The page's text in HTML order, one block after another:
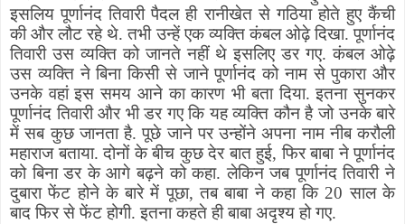
इसलिय पूर्णानंद तिवारी पैदल ही रानीखेत से गठिया होते हुए कैंची
की और लौट रहे थे.तभी उन्हें एक व्यक्ति कंबल ओढ़े दिखा.पूर्णानंद
तिवारी उस व्यक्ति को जानते नहीं थे इसलिए डर गए.कंबल ओढ़े
उस व्यक्ति ने बिना किसी से जाने पूर्णानंद को नाम से पुकारा और
उनके वहां इस समय आने का कारण भी बता दिया.इतना सुनकर
पूर्णानंद तिवारी और भी डर गए कि यह व्यक्ति कौन है जो उनके बारे
में सब कुछ जानता है.पूछे जाने पर उन्होंने अपना नाम नीब करौली
महाराज बताया.दोनों के बीच कुछ देर बात हुई,फिर बाबा ने पूर्णानंद
को बिना डर के आगे बढ़ने को कहा.लेकिन जब पूर्णानंद तिवारी ने
दुबारा फेंट होने के बारे में पूछा,तब बाबा ने कहा कि20साल के
बाद फिर से फेंट होगी.इतना कहते ही बाबा अदृश्य हो गए.